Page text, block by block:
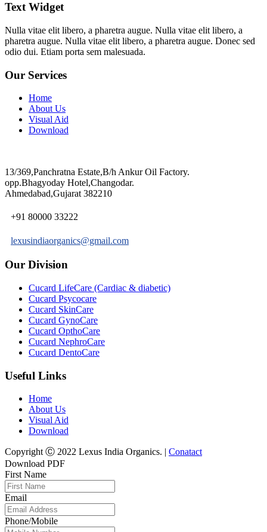
Text Widget
Nulla vitae elit libero, a pharetra augue. Nulla vitae elit libero, a
pharetra augue. Nulla vitae elit libero, a pharetra augue. Donec sed
odio dui. Etiam porta sem malesuada.
Our Services
Home
About Us
Visual Aid
Download
13/369,Panchratna Estate,B/h Ankur Oil Factory.
opp.Bhagyoday Hotel,Changodar.
Ahmedabad,Gujarat 382210
+91 80000 33222
lexusindiaorganics@gmail.com
Our Division
Cucard LifeCare (Cardiac & diabetic)
Cucard Psycocare
Cucard SkinCare
Cucard GynoCare
Cucard OpthoCare
Cucard NephroCare
Cucard DentoCare
Useful Links
Home
About Us
Visual Aid
Download
Copyright Ⓒ 2022 Lexus India Organics. | Conatact
Download PDF
First Name
Email
Phone/Mobile